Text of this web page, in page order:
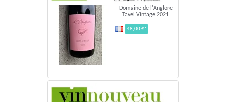
Domaine de l'Anglore
Tavel Vintage 2021
48,00 €*